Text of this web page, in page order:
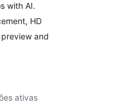
with AI.
HD
and
ativas